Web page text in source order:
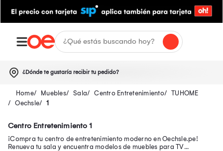
¿Dónde te gustaría recibir tu pedido?
Muebles Sala Centro Entretenimiento
TUHOME
Oechsle
1
Centro Entretenimiento 1
¡Compra tu centro de entretenimiento moderno en Oechsle.pe!
Renueva tu sala y encuentra modelos de muebles para TV